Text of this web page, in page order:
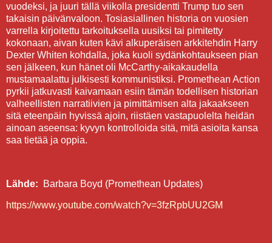
vuodeksi, ja juuri tällä viikolla presidentti Trump tuo sen
takaisin päivänvaloon. Tosiasiallinen historia on vuosien
varrella kirjoitettu tarkoituksella uusiksi tai pimitetty
kokonaan, aivan kuten kävi alkuperäisen arkkitehdin Harry
Dexter Whiten kohdalla, joka kuoli sydänkohtaukseen pian
sen jälkeen, kun hänet oli McCarthy-aikakaudella
mustamaalattu julkisesti kommunistiksi. Promethean Action
pyrkii jatkuvasti kaivamaan esiin tämän todellisen historian
valheellisten narratiivien ja pimittämisen alta jakaakseen
sitä eteenpäin hyvissä ajoin, riistäen vastapuolelta heidän
ainoan aseensa: kyvyn kontrolloida sitä, mitä asioita kansa
saa tietää ja oppia.
Lähde: Barbara Boyd (Promethean Updates)
https://www.youtube.com/watch?v=3fzRpbUU2GM